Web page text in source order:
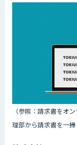
（参照：請求書をオ
理部から請求書を一掃